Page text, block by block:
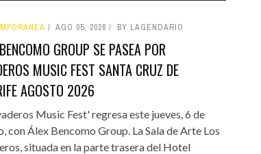
AGO 05, 2026 BY LAGENDARIO
GROUP SE PASEA POR
MUSIC FEST SANTA CRUZ DE
AGOSTO 2026
Music Fest' regresa este jueves, 6 de
con Álex Bencomo Group. La Sala de Arte Los
situada en la parte trasera del Hotel